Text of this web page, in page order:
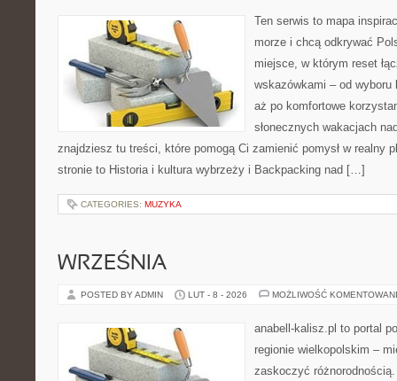
Ten serwis to mapa
morze i chcą odkrywać
miejsce, w którym reset
wskazówkami – od wyboru
aż po komfortowe
słonecznych wakacjach
znajdziesz tu treści, które pomogą Ci zamienić pomysł w realny
stronie to Historia i kultura wybrzeży i Backpacking nad […]
CATEGORIES: MUZYKA
WRZEŚNIA
POSTED BY ADMIN LUT - 8 - 2026 MOŻLIWOŚĆ
anabell-kalisz.pl to portal
regionie wielkopolskim –
zaskoczyć